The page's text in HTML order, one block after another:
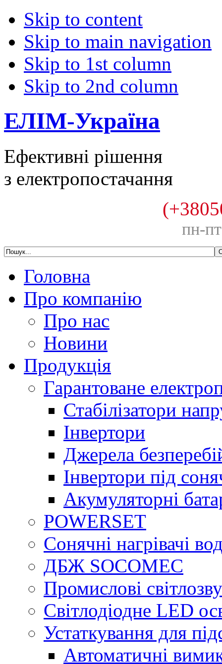
Skip to content
Skip to main navigation
Skip to 1st column
Skip to 2nd column
ЕЛІМ-Україна
Ефективні рішення
з електропостачання
пн-
Головна
Про компанію
Про нас
Новини
Продукція
Гарантоване
Стабілізатори
Інвертори
Джерела
Інвертори під
Акумуляторні
POWERSET
Сонячні нагрівачі
ДБЖ SOCOMEC
Промислові
Світлодіодне LED
Устаткування для
Автоматичні